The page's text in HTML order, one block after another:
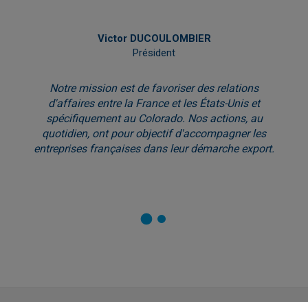
Victor DUCOULOMBIER
Président
Notre mission est de favoriser des relations
d'affaires entre la France et les États-Unis et
spécifiquement au Colorado. Nos actions, au
quotidien, ont pour objectif d'accompagner les
entreprises françaises dans leur démarche export.